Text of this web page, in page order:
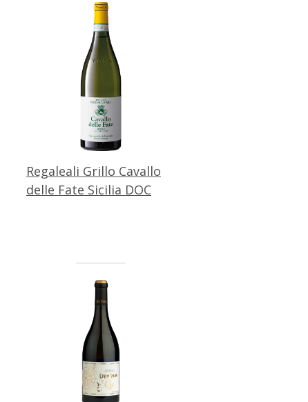
Regaleali Grillo Cavallo
delle Fate Sicilia DOC